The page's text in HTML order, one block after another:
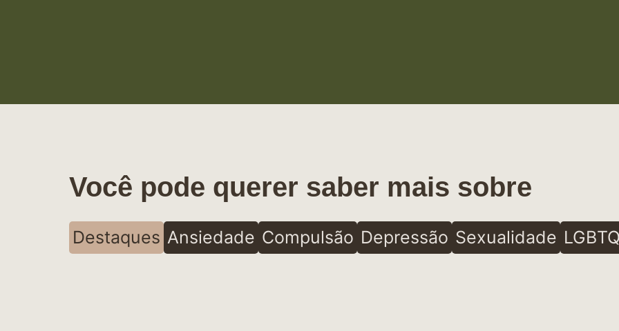
Você pode querer saber mais sobre
Destaques Ansiedade Compulsão Depressão Sexualidade